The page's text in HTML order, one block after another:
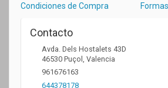
Condiciones de Compra
Contacto
Avda. Dels Hostalets 43D
46530 Puçol
Valencia
961676163
644378178